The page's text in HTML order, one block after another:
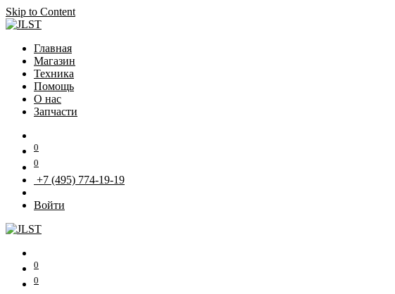
Skip to Content
Главная
Магазин
Техника
Помощь
О нас
Запчасти
0
0
+7 (495) 774-19-19
Войти
0
0